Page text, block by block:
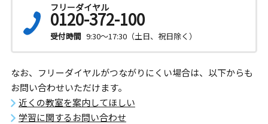
フリーダイヤル
0120-372-100
受付時間 9:30～17:30（土日、祝日除く）
なお、フリーダイヤルがつながりにくい場合は、以下からも
お問い合わせいただけます。
近くの教室を案内してほしい
学習に関するお問い合わせ